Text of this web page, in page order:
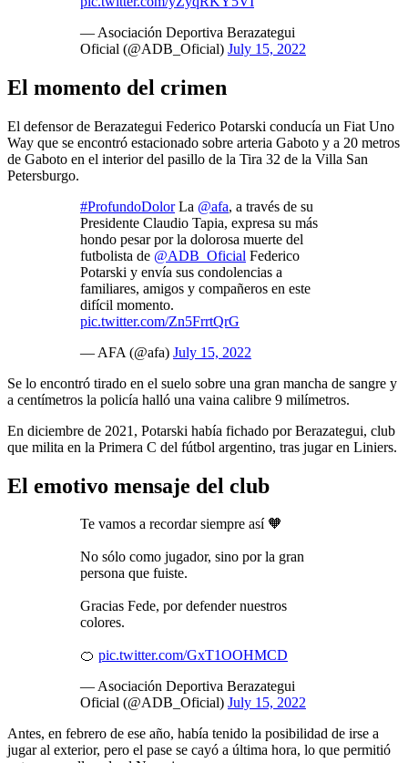
— Asociación Deportiva Berazategui
Oficial (@ADB_Oficial) July 15, 2022
El momento del crimen
El defensor de Berazategui Federico Potarski conducía un Fiat Uno
Way que se encontró estacionado sobre arteria Gaboto y a 20 metros
de Gaboto en el interior del pasillo de la Tira 32 de la Villa San
Petersburgo.
#ProfundoDolorLa @afa, a través de su
Presidente Claudio Tapia, expresa su más
hondo pesar por la dolorosa muerte del
futbolista de @ADB_Oficial Federico
Potarski y envía sus condolencias a
familiares, amigos y compañeros en este
difícil momento.
pic.twitter.com/Zn5FrrtQrG
— AFA (@afa) July 15, 2022
Se lo encontró tirado en el suelo sobre una gran mancha de sangre y
a centímetros la policía halló una vaina calibre 9 milímetros.
En diciembre de 2021, Potarski había fichado por Berazategui, club
que milita en la Primera C del fútbol argentino, tras jugar en Liniers.
El emotivo mensaje del club
Te vamos a recordar siempre así 🧡
No sólo como jugador, sino por la gran
persona que fuiste.
Gracias Fede, por defender nuestros
colores.
🍊 pic.twitter.com/GxT1OOHMCD
— Asociación Deportiva Berazategui
Oficial (@ADB_Oficial) July 15, 2022
Antes, en febrero de ese año, había tenido la posibilidad de irse a
jugar al exterior, pero el pase se cayó a última hora, lo que permitió